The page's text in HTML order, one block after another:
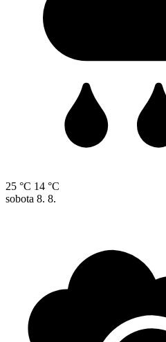
25 °C 14 °C
sobota 8. 8.